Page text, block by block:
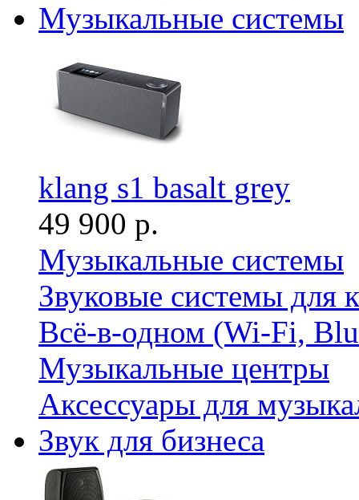
Музыкальные системы
klang s1 basalt grey
49 900 р.
Музыкальные системы
Звуковые системы для
Всё-в-одном (Wi-Fi,
Музыкальные центры
Аксессуары для
Звук для бизнеса